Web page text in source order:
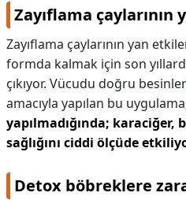
Zayıflama
Zayıflama çaylarının yan
formda kalmak için son
çıkıyor. Vücudu doğru
amacıyla yapılan bu
yapılmadığında; karaciğer,
sağlığını ciddi ölçüde
Detox böbreklere